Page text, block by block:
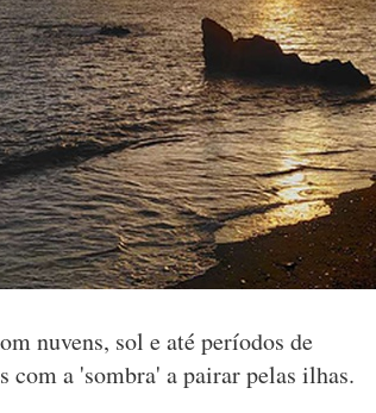
nuvens, sol e até períodos de
a 'sombra' a pairar pelas ilhas.